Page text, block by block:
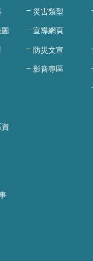
災害類型
宣導網頁
防災文宣
影音專區